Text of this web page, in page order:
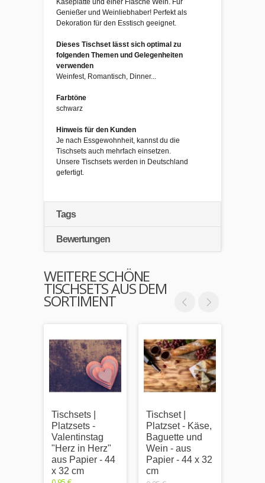
Käseplatte und einer Flasche Wein. Für
Genießer und Weinliebhaber! Perfekt als
Dekoration für den Esstisch geeignet.
Dieses Tischset lässt sich optimal zu
folgenden Themen und Gelegenheiten
verwenden
Weinfest, Romantisch, Dinner...
Farbtöne
schwarz
Hinweis für den Kunden
Je nach Essgewohnheit, kannst du die
Tischsets auch mehrfach einsetzen.
Unsere Tischsets werden in Deutschland
gefertigt.
Tags
Bewertungen
WEITERE SCHÖNE
TISCHSETS AUS DEM
SORTIMENT
Tischsets |
Platzsets -
Valentinstag
"Herz in Herz"
aus Papier - 44
x 32 cm
Tischset |
Platzset - Käse,
Baguette und
Wein - aus
Papier - 44 x 32
cm